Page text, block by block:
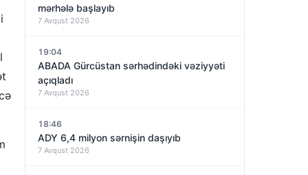
mərhələ başlayıb
7 Avqust 2026
19:04
ABADA Gürcüstan sərhədindəki vəziyyəti
açıqladı
7 Avqust 2026
18:46
ADY 6,4 milyon sərnişin daşıyıb
7 Avqust 2026